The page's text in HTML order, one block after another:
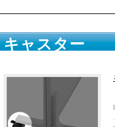
キャスター